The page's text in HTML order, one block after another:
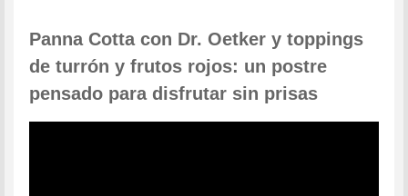
Panna Cotta con Dr. Oetker y toppings
de turrón y frutos rojos: un postre
pensado para disfrutar sin prisas